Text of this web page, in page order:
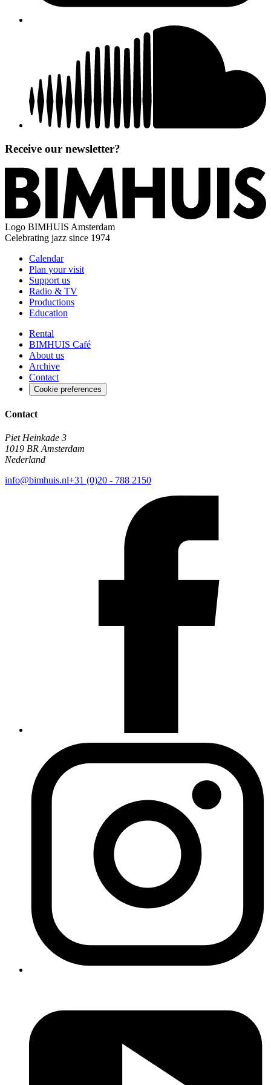
Receive our newsletter?
Logo BIMHUIS Amsterdam
Celebrating jazz since 1974
Calendar
Plan your visit
Support us
Radio & TV
Productions
Education
Rental
BIMHUIS Café
About us
Archive
Contact
Cookie preferences
Contact
Piet Heinkade 3
1019 BR Amsterdam
Nederland
info@bimhuis.nl+31 (0)20 - 788 2150